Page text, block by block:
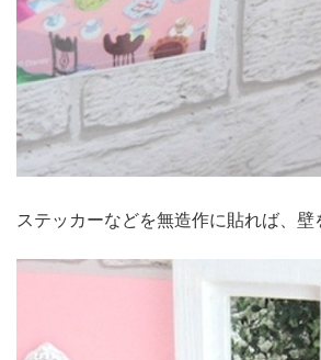
ステッカーなどを無造作に貼れば、壁